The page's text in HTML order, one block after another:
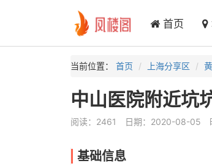
首页
当前位置： 首页 上海分享区
中山医院附近坑
阅读：2461 日期：2020-08-05
基础信息